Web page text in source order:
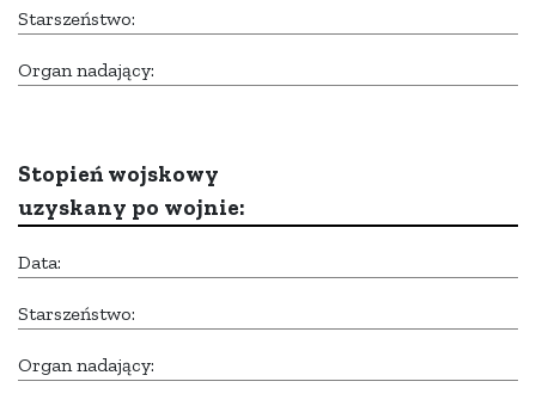
Starszeństwo:
Organ nadający:
Stopień wojskowy
uzyskany po wojnie:
Data:
Starszeństwo:
Organ nadający: